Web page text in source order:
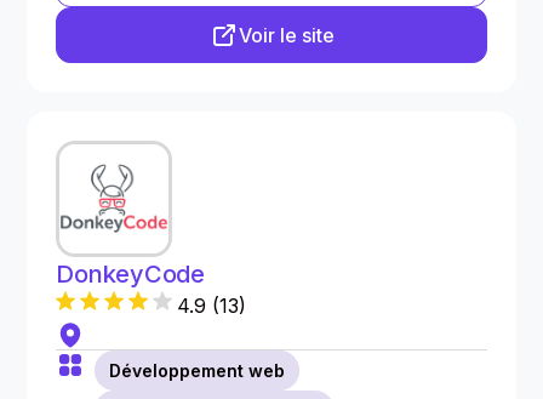
Voir le site
DonkeyCode
4.9 (13)
Développement web